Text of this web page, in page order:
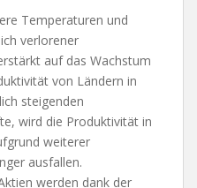
Temperaturen und
verlorener
auf das Wachstum
von Ländern in
steigenden
wird die Produktivität in
weiterer
ausfallen.
werden dank der